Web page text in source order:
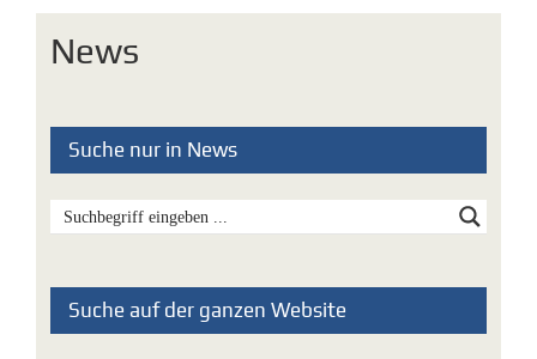
News
Suche nur in News
Suche auf der ganzen Website